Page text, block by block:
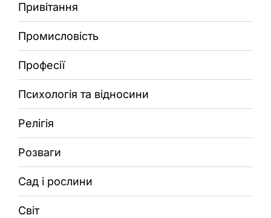
Привітання
Промисловість
Професії
Психологія та відносини
Релігія
Розваги
Сад і рослини
Світ